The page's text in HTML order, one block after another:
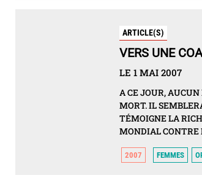
ARTICLE(S)
VERS UNE
LE 1 MAI 2007
A CE JOUR,
MORT. IL
TÉMOIGNE LA
MONDIAL CONTRE
2007 FEMMES